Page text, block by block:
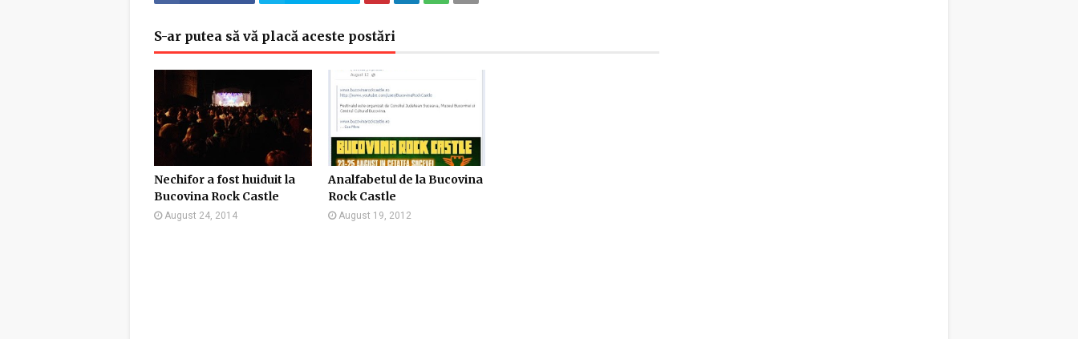
S-ar putea să vă placă aceste postări
Nechifor a fost huiduit la
Bucovina Rock Castle
August 24, 2014
Analfabetul de la Bucovina
Rock Castle
August 19, 2012